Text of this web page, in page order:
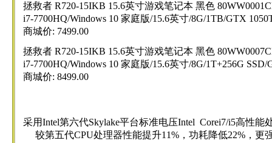
拯救者 R720-15IKB 15.6英寸游戏笔记本 黑色
i7-7700HQ/Windows 10 家庭版/15.6英寸/8G/1TB/GTX
商城价: 7499.00
拯救者 R720-15IKB 15.6英寸游戏笔记本 黑色
i7-7700HQ/Windows 10 家庭版/15.6英寸/8G/1T+256G
商城价: 8499.00
采用Intel第六代Skylake平台标准电压Intel Corei7/i5高性能
较第五代CPU处理器性能提升11%，功耗降低22%，更